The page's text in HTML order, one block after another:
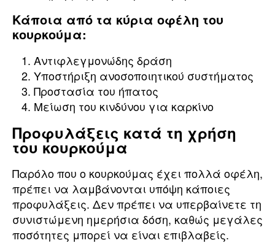
Κάποια από τα κύρια οφέλη του
κουρκούμα:
Αντιφλεγμονώδης δράση
Υποστήριξη ανοσοποιητικού συστήματος
Προστασία του ήπατος
Μείωση του κινδύνου για καρκίνο
Προφυλάξεις κατά τη χρήση
του κουρκούμα
Παρόλο που ο κουρκούμας έχει πολλά οφέλη,
πρέπει να λαμβάνονται υπόψη κάποιες
προφυλάξεις. Δεν πρέπει να υπερβαίνετε τη
συνιστώμενη ημερήσια δόση, καθώς μεγάλες
ποσότητες μπορεί να είναι επιβλαβείς.